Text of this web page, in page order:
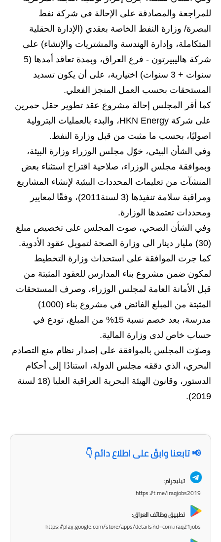
صحة وطب
فن ومشاهير
العامة
للمراجعة والمصادقة على الإحالة في شركة نفط
البصرة/ وزارة النفط الخاصة بعقدي (الإدارة الحقلية
المتكاملة، وإدارة الهندسة والمشتريات والإنشاء) على
شركة هاليبيرتون - فرع العراق، وبمدة تعاقد أمدها (5
سنوات + 3 سنوات) اختيارية، على أن يكون تسديد
المستحقات بحسب العمل المنجز الفعلي.
كما أقر المجلس إحالة مشروع عقد تطوير حقل حمرين
على شركة HKN Energy، والبدء بالعمليات البترولية
اصوليًا، بحسب ما مثبت من قبل وزارة النفط.
وفي الشأن البيئي، خوّل مجلس الوزراء وزارة البيئة،
وبموافقة مجلس الوزراء، صلاحية اقتراح استثناء بعض
المنشآت من تعليمات المحددات البيئية لإنشاء المشاريع
ومراقبة سلامة تنفيذها (3 لسنة2011)، وفقًا لمعايير
ومحددات تعتمدها الوزارة.
وفي الشأن الصحي، صوت المجلس على تخصيص مبلغ
(30) مليار دينار الى وزارة الصحة لتمويل عقود الأدوية.
كما جرت الموافقة على استحداث وزارة التخطيط
لمكون ضمن مشروع بناء المدارس للعقود المثبتة من
قبل الأمانة العامة لمجلس الوزراء، وصرف المستحقات
المثبتة من المبلغ الفائض في مشروع بناء (1000)
مدرسة، بعد خصم نسبة 15% من المبلغ، تودع في
حساب خاص لدى وزارة المالية.
وصوّت المجلس بالموافقة على إصدار نظام منع التصادم
البحري، الذي دققه مجلس الدولة، استنادًا إلى أحكام
الدستور، وقانون الهيئة البحرية العراقية العليا (18 لسنة
2019).
📢 تابعنا وابقَ على اطلاع دائم 👇
تيليجرام:
https://t.me/iraqjobs2019
تطبيق وظائف العراق:
https://play.google.com/store/apps/details?id=com.iraq21jobs